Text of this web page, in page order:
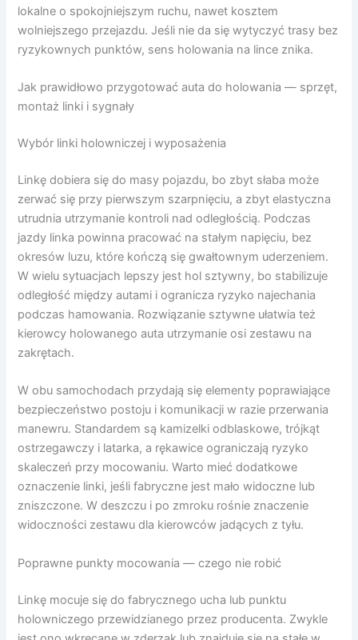
lokalne o spokojniejszym ruchu, nawet kosztem
wolniejszego przejazdu. Jeśli nie da się wytyczyć trasy bez
ryzykownych punktów, sens holowania na lince znika.
Jak prawidłowo przygotować auta do holowania — sprzęt,
montaż linki i sygnały
Wybór linki holowniczej i wyposażenia
Linkę dobiera się do masy pojazdu, bo zbyt słaba może
zerwać się przy pierwszym szarpnięciu, a zbyt elastyczna
utrudnia utrzymanie kontroli nad odległością. Podczas
jazdy linka powinna pracować na stałym napięciu, bez
okresów luzu, które kończą się gwałtownym uderzeniem.
W wielu sytuacjach lepszy jest hol sztywny, bo stabilizuje
odległość między autami i ogranicza ryzyko najechania
podczas hamowania. Rozwiązanie sztywne ułatwia też
kierowcy holowanego auta utrzymanie osi zestawu na
zakrętach.
W obu samochodach przydają się elementy poprawiające
bezpieczeństwo postoju i komunikacji w razie przerwania
manewru. Standardem są kamizelki odblaskowe, trójkąt
ostrzegawczy i latarka, a rękawice ograniczają ryzyko
skaleczeń przy mocowaniu. Warto mieć dodatkowe
oznaczenie linki, jeśli fabryczne jest mało widoczne lub
zniszczone. W deszczu i po zmroku rośnie znaczenie
widoczności zestawu dla kierowców jadących z tyłu.
Poprawne punkty mocowania — czego nie robić
Linkę mocuje się do fabrycznego ucha lub punktu
holowniczego przewidzianego przez producenta. Zwykle